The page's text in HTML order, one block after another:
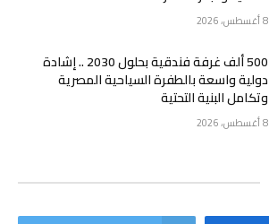
8 أغسطس، 2026
500 ألف غرفة فندقية بحلول 2030 .. إشادة
دولية واسعة بالطفرة السياحية المصرية
وتكامل البنية التحتية
8 أغسطس، 2026